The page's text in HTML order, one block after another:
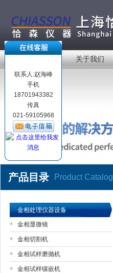
公司名称
关于我们
产品目录 Product Catalog
金相处理仪器设备
金相显微镜
金相切割机
金相试样磨抛机
金相试样镶嵌机
联系人:赵海峰
手机
18701943382
传真
021-59105968